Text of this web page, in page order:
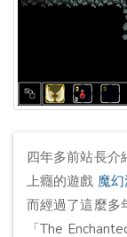
四年多前站長介
上癮的遊戲 魔
而經過了這麼多
「The